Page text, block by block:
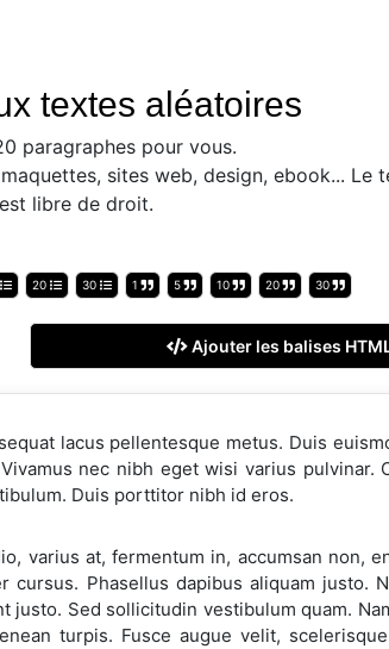
textes aléatoires
paragraphes pour vous.
sites web, design, ebook... Le
libre de droit.
20 30 1 5 10 20 30
Ajouter les balises
lacus pellentesque metus. Duis
nec nibh eget wisi varius pulvinar.
Duis porttitor nibh id eros.
varius at, fermentum in, accumsan non,
Phasellus dapibus aliquam justo.
justo. Sed sollicitudin vestibulum quam.
turpis. Fusce augue velit,